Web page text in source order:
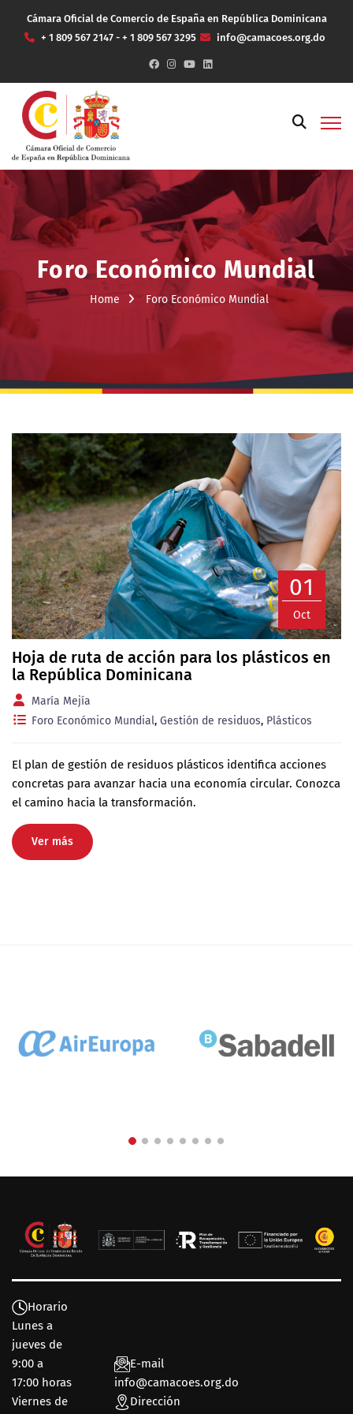
Cámara Oficial de Comercio de España en República Dominicana
+ 1 809 567 2147 - + 1 809 567 3295
info@camacoes.org.do
Foro Económico Mundial
Home Foro Económico Mundial
01
Oct
Hoja de ruta de acción para los plásticos en
la República Dominicana
María Mejía
Foro Económico Mundial, Gestión de residuos, Plásticos
El plan de gestión de residuos plásticos identifica acciones
concretas para avanzar hacia una economía circular. Conozca
el camino hacia la transformación.
Ver más
Horario
Lunes a
jueves de
9:00 a
17:00 horas
Viernes de
E-mail
info@camacoes.org.do
Dirección